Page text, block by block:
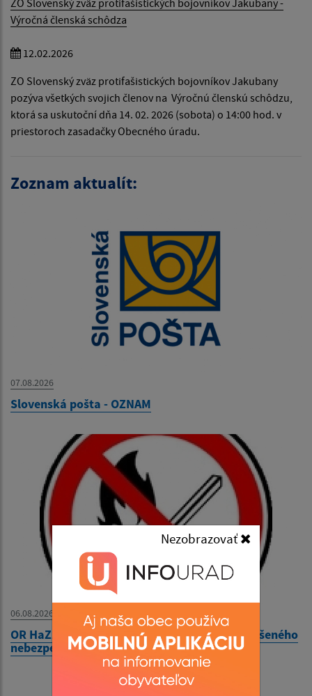
Nezobrazovať
ZO Slovenský zväz protifašistických bojovníkov Jakubany -
Výročná členská schôdza
12.02.2026
ZO Slovenský zväz protifašistických bojovníkov Jakubany
pozýva všetkých svojich členov na Výročnú členskú schôdzu,
ktorá sa uskutoční dňa 14. 02. 2026 (sobota) o 14:00 hod. v
priestoroch zasadačky Obecného úradu.
Zoznam aktualít:
07.08.2026
Slovenská pošta - OZNAM
06.08.2026
OR HaZZ Stará Ľubovňa - Vyhlásenie času zvýšeného
nebezpečenstva vzniku požiaru